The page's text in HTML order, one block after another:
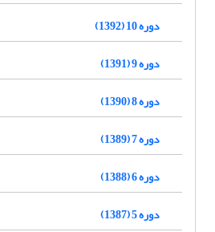
دوره 10 (1392)
دوره 9 (1391)
دوره 8 (1390)
دوره 7 (1389)
دوره 6 (1388)
دوره 5 (1387)